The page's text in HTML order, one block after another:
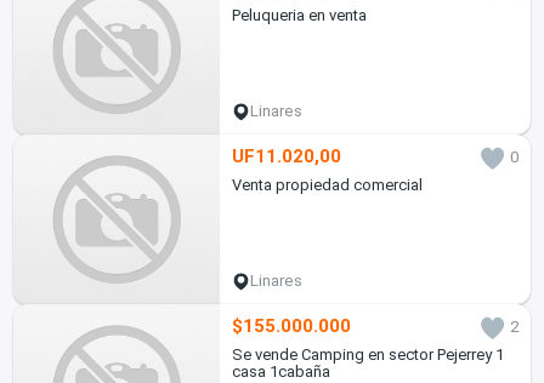
Peluqueria en venta
Linares
UF11.020,00
0
Venta propiedad comercial
Linares
$155.000.000
2
Se vende Camping en sector Pejerrey 1
casa 1cabaña